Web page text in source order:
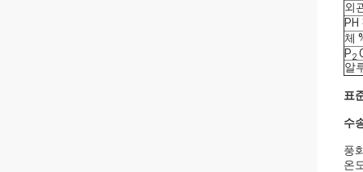
외
PH
체
P2
알
표
수
풍
온